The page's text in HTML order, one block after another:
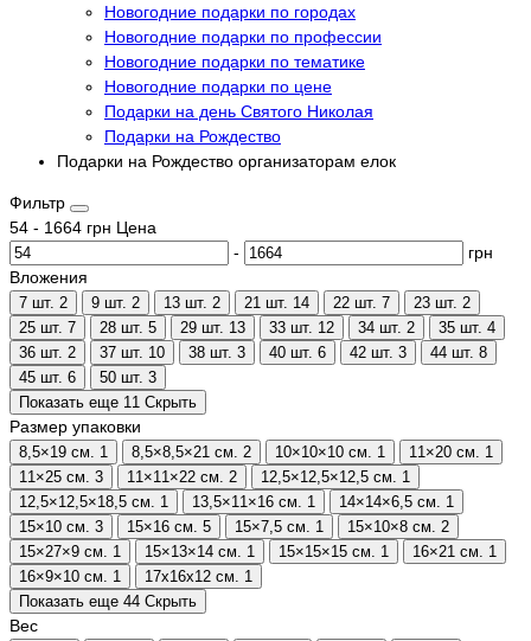
Новогодние подарки по городах
Новогодние подарки по профессии
Новогодние подарки по тематике
Новогодние подарки по цене
Подарки на день Святого Николая
Подарки на Рождество
Подарки на Рождество организаторам елок
Фильтр
54 - 1664 грн Цена
-
грн
Вложения
7 шт. 2 9 шт. 2 13 шт. 2 21 шт. 14 22 шт. 7 23 шт. 2
25 шт. 7 28 шт. 5 29 шт. 13 33 шт. 12 34 шт. 2 35 шт. 4
36 шт. 2 37 шт. 10 38 шт. 3 40 шт. 6 42 шт. 3 44 шт. 8
45 шт. 6 50 шт. 3
Показать еще 11 Скрыть
Размер упаковки
8,5×19 см. 1 8,5×8,5×21 см. 2 10×10×10 см. 1 11×20 см. 1
11×25 см. 3 11×11×22 см. 2 12,5×12,5×12,5 см. 1
12,5×12,5×18,5 см. 1 13,5×11×16 см. 1 14×14×6,5 см. 1
15×10 см. 3 15×16 см. 5 15×7,5 см. 1 15×10×8 см. 2
15×27×9 см. 1 15×13×14 см. 1 15×15×15 см. 1 16×21 см. 1
16×9×10 см. 1 17х16х12 см. 1
Показать еще 44 Скрыть
Вес